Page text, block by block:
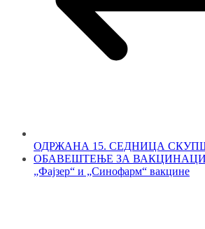
ОДРЖАНА 15. СЕДНИЦА
ОБАВЕШТЕЊЕ ЗА
„Фајзер“ и „Синофарм“ вакцине